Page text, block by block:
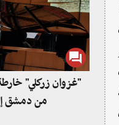
"غزوان زركلي"
من دمشق